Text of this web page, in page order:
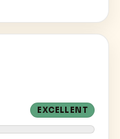
EXCELLENT